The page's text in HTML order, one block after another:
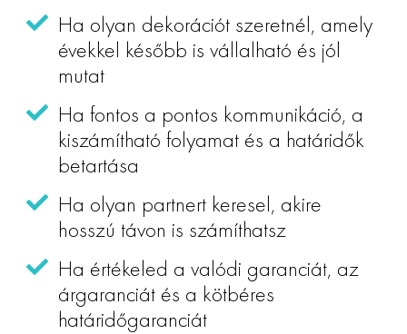
Ha olyan dekorációt szeretnél, amely
évekkel később is vállalható és jól
mutat
Ha fontos a pontos kommunikáció, a
kiszámítható folyamat és a határidők
betartása
Ha olyan partnert keresel, akire
hosszú távon is számíthatsz
Ha értékeled a valódi garanciát, az
árgaranciát és a kötbéres
határidőgaranciát